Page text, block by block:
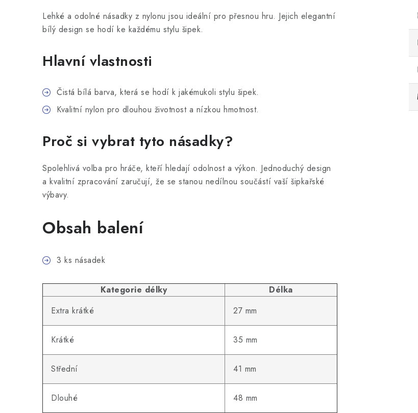
Lehké a odolné násadky z nylonu jsou ideální pro přesnou hru. Jejich elegantní
bílý design se hodí ke každému stylu šipek.
Hlavní vlastnosti
Čistá bílá barva, která se hodí k jakémukoli stylu šipek.
Kvalitní nylon pro dlouhou životnost a nízkou hmotnost.
Proč si vybrat tyto násadky?
Spolehlivá volba pro hráče, kteří hledají odolnost a výkon. Jednoduchý design
a kvalitní zpracování zaručují, že se stanou nedílnou součástí vaší šipkařské
výbavy.
Obsah balení
3 ks násadek
Kategorie délky
Délka
Extra krátké
27 mm
Krátké 35 mm
Střední 41 mm
Dlouhé 48 mm